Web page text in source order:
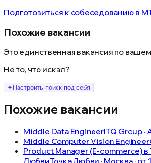
Подготовиться к собеседованию в
Похожие вакансии
Это единственная вакансия по
Не то, что искал?
✦ Настроить поиск под себя
Похожие вакансии
Middle Data EngineerITQ Group ·
Middle Computer Vision Engineer
Product Manager (E-commerce) в
ЛюбвиТочка Любви · Москва ·